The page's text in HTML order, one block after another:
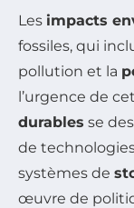
Les impacts
fossiles, qui
pollution et la
l’urgence de
durables se
de
systèmes de
œuvre de